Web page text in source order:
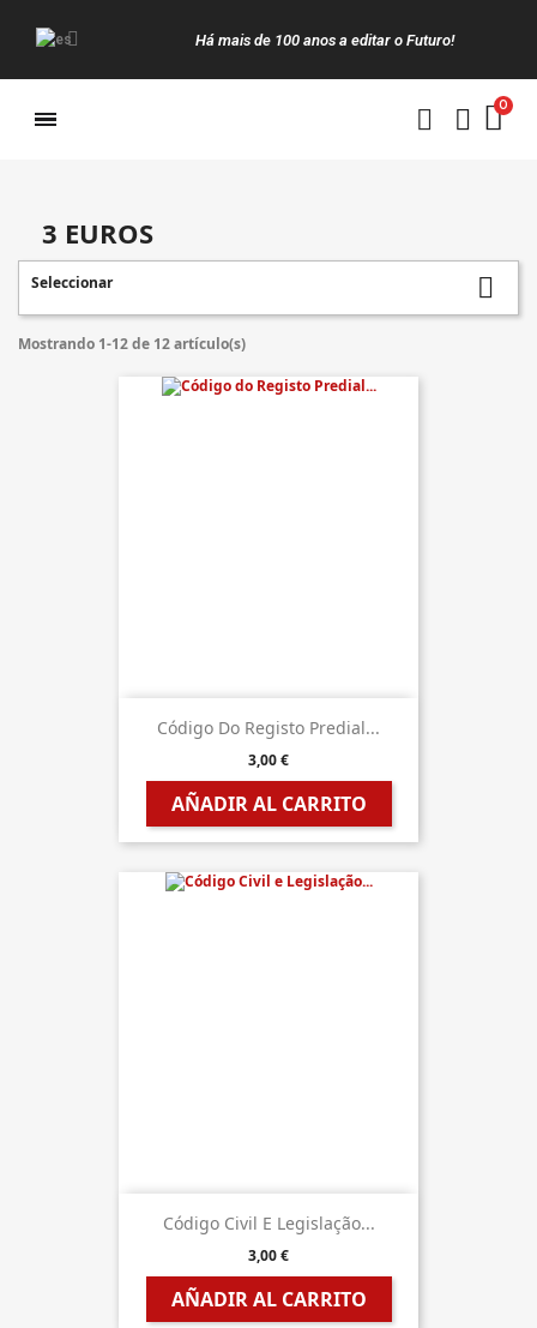
Há mais de 100 anos a editar o Futuro!
3 EUROS
Seleccionar 
Mostrando 1-12 de 12 artículo(s)
Código Do Registo Predial...
3,00 €
AÑADIR AL CARRITO
Código Civil E Legislação...
3,00 €
AÑADIR AL CARRITO